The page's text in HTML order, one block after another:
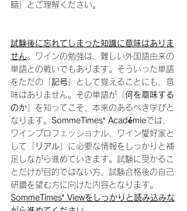
疇」とご理解ください。
試験後に忘れてしまった知識に意味はありま
せん。ワインの勉強は、難しい外国語由来の
単語との戦いでもあります。そういった単語
をただの「 記号 」として覚えることにも、意
味はありません。その単語が「 何を意味する
のか 」を知ってこそ、本来のあるべき学びと
なります。 SommeTimes’ Académieでは、
ワインプロフェッショナル、ワイン愛好家と
して「
リアル 」に必要な情報をしっかりと補
足しながら進めていきます。試験に受かるこ
とだけが目的ではない方、試験合格後の自己
研鑽を望む方に向けた内容となります。
SommeTimes’ Viewをしっかりと読み込みな